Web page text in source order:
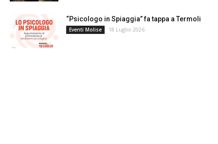
“Psicologo in Spiaggia” fa tappa a Termoli
Eventi Molise 18 Luglio 2026